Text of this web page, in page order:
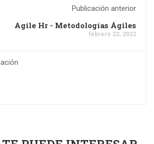
Publicación anterior
Agile Hr - Metodologías Ágiles
febrero 22, 2022